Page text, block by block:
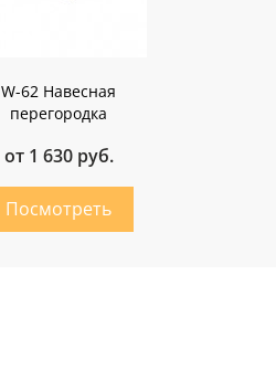
W-62 Навесная
перегородка
от 1 630 руб.